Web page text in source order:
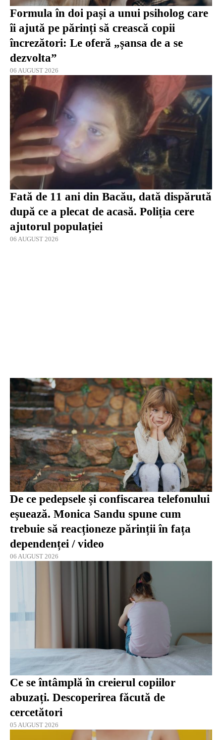
Formula în doi pași a unui psiholog care
îi ajută pe părinți să crească copii
încrezători: Le oferă „șansa de a se
dezvolta”
06 AUGUST 2026
Fată de 11 ani din Bacău, dată dispărută
după ce a plecat de acasă. Poliția cere
ajutorul populației
06 AUGUST 2026
De ce pedepsele și confiscarea telefonului
eșuează. Monica Sandu spune cum
trebuie să reacționeze părinții în fața
dependenței / video
06 AUGUST 2026
Ce se întâmplă în creierul copiilor
abuzați. Descoperirea făcută de
cercetători
05 AUGUST 2026